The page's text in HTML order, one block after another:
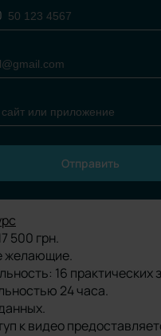
Отправить
500 грн.
желающие.
16 практических
24 часа.
к видео